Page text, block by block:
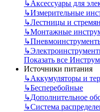
↳Аксессуары для
↳Измерительные
↳Лестницы и
↳Монтажные
↳
↳
Показать все
Источники питания
↳Аккумуляторы и
↳Бесперебойные
↳Дополнительное
↳Система